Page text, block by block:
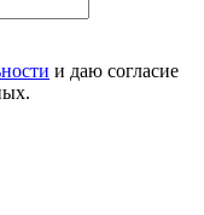
и даю согласие